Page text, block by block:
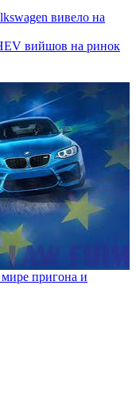
вийшов на ринок
пригона и